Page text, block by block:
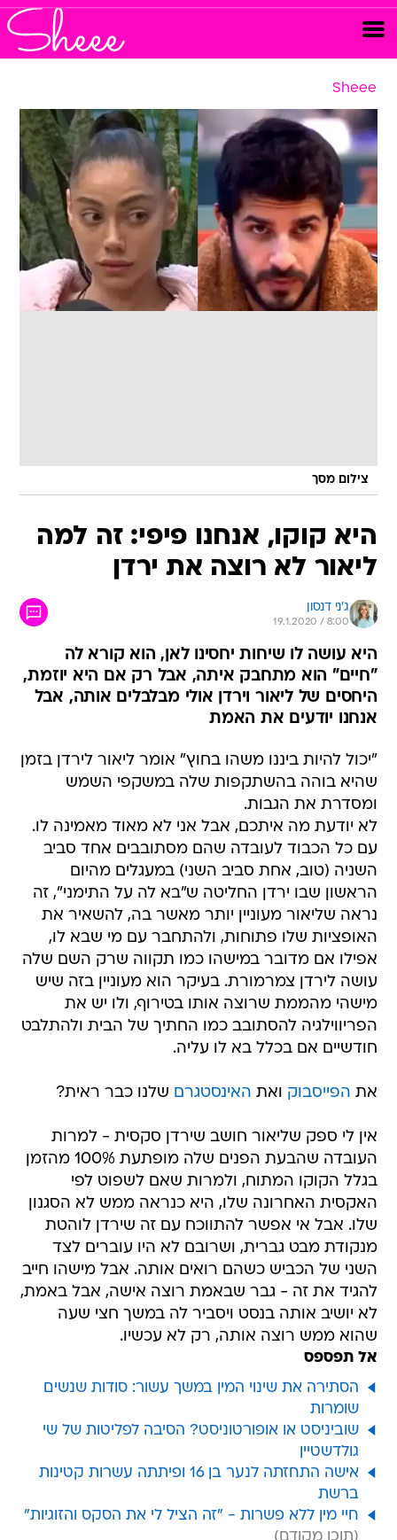
Sheee
צילום מסך
היא קוקו, אנחנו פיפי: זה למה
ליאור לא רוצה את ירדן
ג'ני דנסון
19.1.2020 / 8:00
היא עושה לו שיחות יחסינו לאן, הוא קורא לה
"חיים" הוא מתחבק איתה, אבל רק אם היא יוזמת,
היחסים של ליאור וירדן אולי מבלבלים אותה, אבל
אנחנו יודעים את האמת
"יכול להיות ביננו משהו בחוץ" אומר ליאור לירדן בזמן
שהיא בוהה בהשתקפות שלה במשקפי השמש
ומסדרת את הגבות.
לא יודעת מה איתכם, אבל אני לא מאוד מאמינה לו.
עם כל הכבוד לעובדה שהם מסתובבים אחד סביב
השניה (טוב, אחת סביב השני) במעגלים מהיום
הראשון שבו ירדן החליטה ש"בא לה על התימני", זה
נראה שליאור מעוניין יותר מאשר בה, להשאיר את
האופציות שלו פתוחות, ולהתחבר עם מי שבא לו,
אפילו אם מדובר במישהו כמו תקווה שרק השם שלה
עושה לירדן צמרמורת. בעיקר הוא מעוניין בזה שיש
מישהי מהממת שרוצה אותו בטירוף, ולו יש את
הפריווילגיה להסתובב כמו החתיך של הבית ולהתלבט
חודשיים אם בכלל בא לו עליה.
את הפייסבוק ואת האינסטגרם שלנו כבר ראית?
אין לי ספק שליאור חושב שירדן סקסית - למרות
העובדה שהבעת הפנים שלה מופתעת 100% מהזמן
בגלל הקוקו המתוח, ולמרות שאם לשפוט לפי
האקסית האחרונה שלו, היא כנראה ממש לא הסגנון
שלו. אבל אי אפשר להתווכח עם זה שירדן לוהטת
מנקודת מבט גברית, ושרובם לא היו עוברים לצד
השני של הכביש כשהם רואים אותה. אבל מישהו חייב
להגיד את זה - גבר שבאמת רוצה אישה, אבל באמת,
לא יושיב אותה בנסט ויסביר לה במשך חצי שעה
שהוא ממש רוצה אותה, רק לא עכשיו.
אל תפספס
הסתירה את שינוי המין במשך עשור: סודות שנשים
שומרות
שוביניסט או אופורטוניסט? הסיבה לפליטות של שי
גולדשטיין
אישה התחזתה לנער בן 16 ופיתתה עשרות קטינות
ברשת
חיי מין ללא פשרות - "זה הציל לי את הסקס והזוגיות"